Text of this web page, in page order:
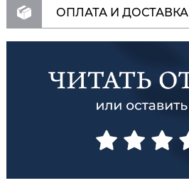
ОПЛАТА И ДОСТАВКА